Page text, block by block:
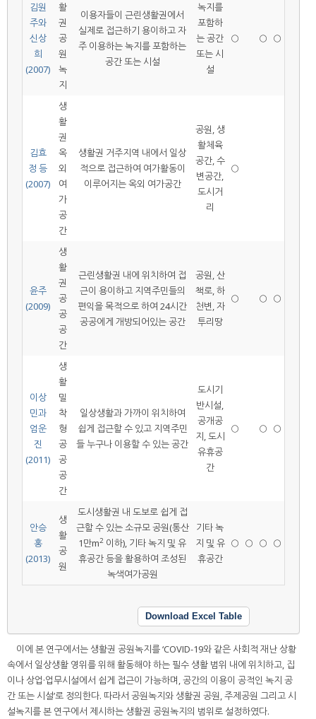
김원
주와
신상
희
(2007)
활
권
공
원
녹
지
이용자들이 근린생활권에서
실제로 접근하기 용이하고 자
주 이용하는 녹지를 포함하는
공간 또는 시설
녹지를
포함하
는 공간
또는 시
설
○ ○ ○
김효
정 등
(2007)
생
활
권
옥
외
여
가
공
간
생활권 거주지역 내에서 일상
적으로 접근하여 여가활동이
이루어지는 옥외 여가공간
공원, 생
활체육
공간, 수
변공간,
도시거
리
○
윤주
(2009)
생
활
권
공
공
공
간
근린생활권 내에 위치하여 접
근이 용이하고 지역주민들의
편익을 목적으로 하여 24시간
공공에게 개방되어있는 공간
공원, 산
책로, 하
천변, 자
투리땅
○ ○ ○
이상
민과
엄운
진
(2011)
생
활
밀
착
형
공
공
공
간
일상생활과 가까이 위치하여
쉽게 접근할 수 있고 지역주민
들 누구나 이용할 수 있는 공간
도시기
반시설,
공개공
지, 도시
유휴공
간
○ ○ ○
안승
홍
(2013)
생
활
공
원
도시생활권 내 도보로 쉽게 접
근할 수 있는 소규모 공원(통산
1만m2 이하), 기타 녹지 및 유
휴공간 등을 활용하여 조성된
녹색여가공원
기타 녹
지 및 유
휴공간
○ ○ ○ ○
Download Excel Table
이에 본 연구에서는 생활권 공원녹지를 ‘COVID-19와 같은 사회적 재난 상황
속에서 일상생활 영위를 위해 활동해야 하는 필수 생활 범위 내에 위치하고, 집
이나 상업·업무시설에서 쉽게 접근이 가능하며, 공간의 이용이 공적인 녹지 공
간 또는 시설’로 정의한다. 따라서 공원녹지와 생활권 공원, 주제공원 그리고 시
설녹지를 본 연구에서 제시하는 생활권 공원녹지의 범위로 설정하였다.